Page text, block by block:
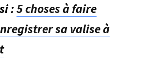
:5 choses à faire
sa valise à